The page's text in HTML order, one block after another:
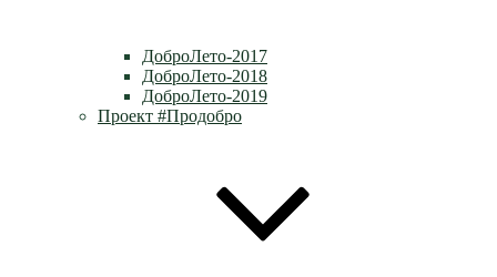
ДоброЛето-2017
ДоброЛето-2018
ДоброЛето-2019
Проект #Продобро